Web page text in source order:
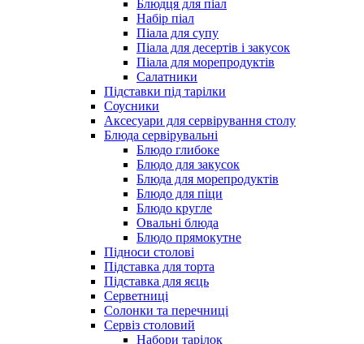
Блюдця для піал
Набір піал
Піала для супу
Піала для десертів і закусок
Піала для морепродуктів
Салатники
Підставки під тарілки
Соусники
Аксесуари для сервірування столу
Блюда сервірувальні
Блюдо глибоке
Блюдо для закусок
Блюда для морепродуктів
Блюдо для піци
Блюдо кругле
Овальні блюда
Блюдо прямокутне
Підноси столові
Підставка для торта
Підставка для яєць
Серветниці
Солонки та перечниці
Сервіз столовий
Набори тарілок